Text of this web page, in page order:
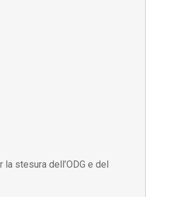
stesura dell’ODG e del